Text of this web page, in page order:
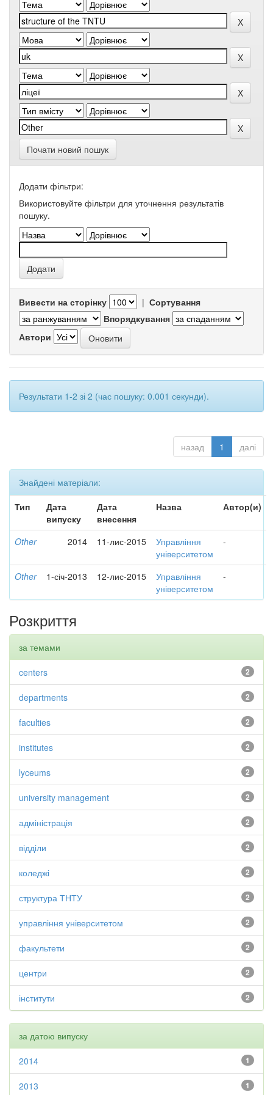
Почати новий пошук
Додати фільтри:
Використовуйте фільтри для уточнення результатів
пошуку.
Вивести на сторінку | Сортування
Впорядкування
Автори
Результати 1-2 зі 2 (час пошуку: 0.001 секунди).
назад 1 далі
Знайдені матеріали:
Тип
Дата
випуску
Дата
внесення
Назва Автор(и)
Other 2014 11-лис-2015
Управління
університетом
-
Other 1-січ-2013 12-лис-2015
Управління
університетом
-
Розкриття
за темами
2
centers
2
departments
2
faculties
2
institutes
2
lyceums
2
university management
2
адміністрація
2
відділи
2
коледжі
2
структура ТНТУ
2
управління університетом
2
факультети
2
центри
2
інститути
за датою випуску
1
2014
1
2013